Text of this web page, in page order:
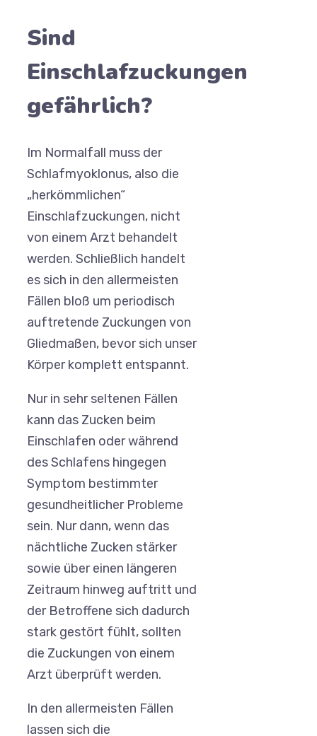
Sind
Einschlafzuckungen
gefährlich?
Im Normalfall muss der
Schlafmyoklonus, also die
„herkömmlichen“
Einschlafzuckungen, nicht
von einem Arzt behandelt
werden. Schließlich handelt
es sich in den allermeisten
Fällen bloß um periodisch
auftretende Zuckungen von
Gliedmaßen, bevor sich unser
Körper komplett entspannt.
Nur in sehr seltenen Fällen
kann das Zucken beim
Einschlafen oder während
des Schlafens hingegen
Symptom bestimmter
gesundheitlicher Probleme
sein. Nur dann, wenn das
nächtliche Zucken stärker
sowie über einen längeren
Zeitraum hinweg auftritt und
der Betroffene sich dadurch
stark gestört fühlt, sollten
die Zuckungen von einem
Arzt überprüft werden.
In den allermeisten Fällen
lassen sich die